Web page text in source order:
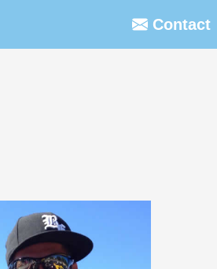
Contact